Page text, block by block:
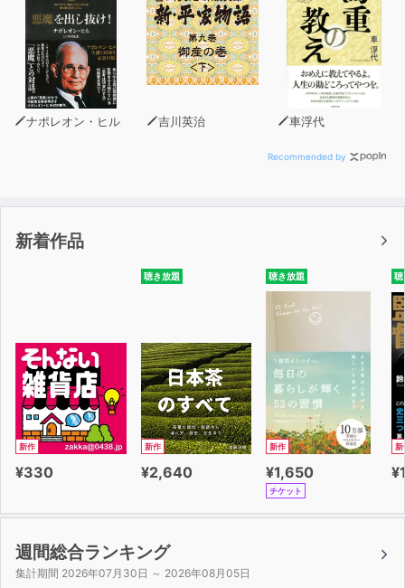
ナポレオン・ヒル 吉川英治 車浮代
Recommended by
新着作品
新作
¥330
聴き放題
新作
¥2,640
聴き放題
新作
¥1,650
チケット
聴
新
週間総合ランキング
集計期間 2026年07月30日 ～ 2026年08月05日